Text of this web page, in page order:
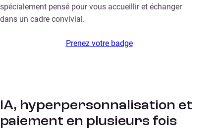
spécialement pensé pour vous accueillir et échanger
dans un cadre convivial.
Prenez votre badge
IA, hyperpersonnalisation et
paiement en plusieurs fois